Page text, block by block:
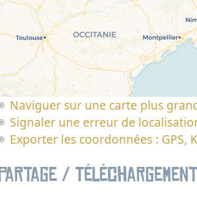
Naviguer sur une carte plus
Signaler une erreur de
Exporter les coordonnées : GPS,
Partage / Téléchargement